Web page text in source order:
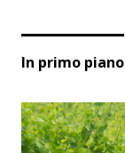
In primo piano